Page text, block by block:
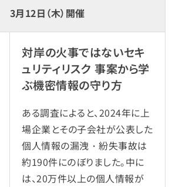
3月12日（木）開催
対岸の火事ではないセキ
ュリティリスク 事案から学
ぶ機密情報の守り方
ある調査によると、2024年に上
場企業とその子会社が公表した
個人情報の漏洩・紛失事故は
約190件にのぼりました。中に
は、20万件以上の個人情報が